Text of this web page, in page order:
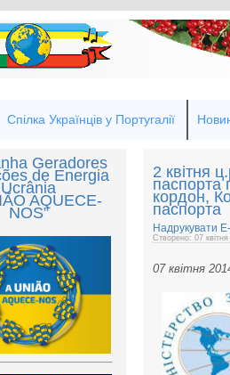
Спілка Українців у Португалії
Geradores
de Energia
Ucrânia
AQUECE-
NOS”
2 квітня
паспорта
кордон,
паспорта
Надрукувати
Створено: 07
07 квітня